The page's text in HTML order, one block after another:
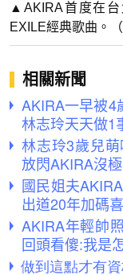
▲AKIRA首度在
EXILE經典歌曲。
相關新聞
AKIRA一早被
林志玲天天做1
林志玲3歲兒
放閃AKIRA沒
國民姐夫
出道20年加碼
AKIRA年輕帥
回頭看傻:我是